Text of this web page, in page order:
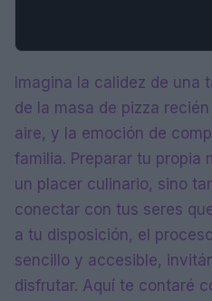
Imagina la calidez de una
de la masa de pizza
aire, y la emoción de
familia. Preparar tu propia
un placer culinario, sino
conectar con tus seres
a tu disposición, el
sencillo y accesible,
disfrutar. Aquí te contaré